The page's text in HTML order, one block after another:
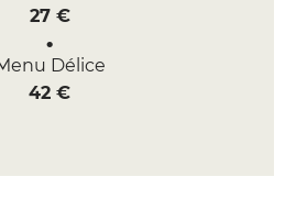
27 €
Délice
42 €